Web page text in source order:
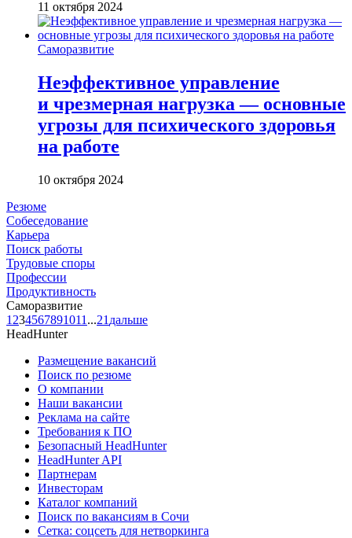
11 октября 2024
Саморазвитие
Неэффективное управление
и чрезмерная нагрузка — основные
угрозы для психического здоровья
на работе
10 октября 2024
Резюме
Собеседование
Карьера
Поиск работы
Трудовые споры
Профессии
Продуктивность
Саморазвитие
1 234567891011 ...21 дальше
HeadHunter
Размещение вакансий
Поиск по резюме
О компании
Наши вакансии
Реклама на сайте
Требования к ПО
Безопасный HeadHunter
HeadHunter API
Партнерам
Инвесторам
Каталог компаний
Поиск по вакансиям в Сочи
Сетка: соцсеть для нетворкинга